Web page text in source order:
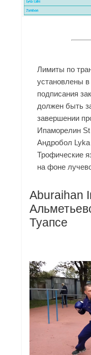
Лимиты по
установлены
подписания
должен быть
завершении
Ипаморелин St
Андробол
Трофические
на фоне
Aburaihan
Туапсе